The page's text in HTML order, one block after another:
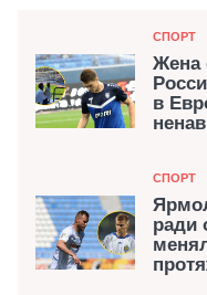
Категория
СПОРТ
Жена
в
Категория
СПОРТ
ради